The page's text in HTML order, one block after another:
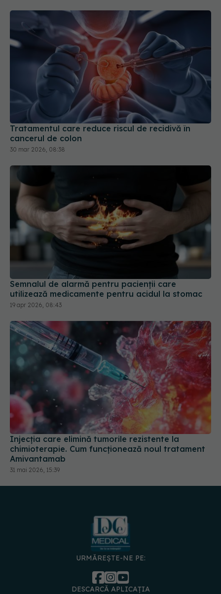
Tratamentul care reduce riscul de recidivă în
cancerul de colon
30 mar 2026, 08:38
Semnalul de alarmă pentru pacienții care
utilizează medicamente pentru acidul la stomac
19 apr 2026, 08:43
Injecția care elimină tumorile rezistente la
chimioterapie. Cum funcționează noul tratament
Amivantamab
31 mai 2026, 15:39
URMĂREȘTE-NE PE:
DESCARCĂ APLICAȚIA